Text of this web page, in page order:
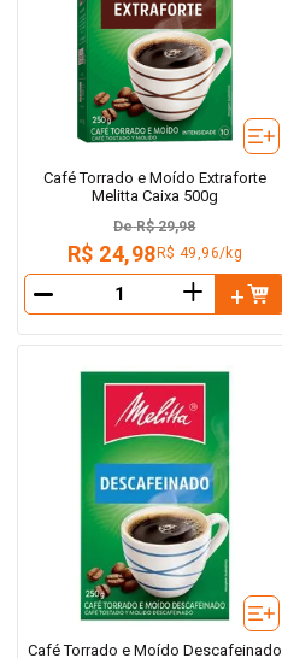
Café Torrado e Moído Extraforte
Melitta Caixa 500g
De R$ 29,98
R$ 24,98R$ 49,96/kg
＋
－
Café Torrado e Moído Descafeinado